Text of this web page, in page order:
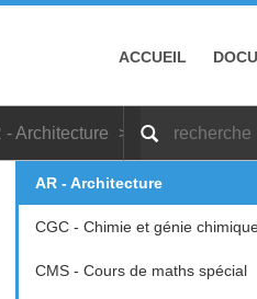
ACCUEIL
- Architecture Bachelor
AR - Architecture
CGC - Chimie et génie
CMS - Cours de maths spécial